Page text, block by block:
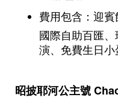
費用包含：迎賓
國際自助百匯
演、免費生日
昭披耶河公主號